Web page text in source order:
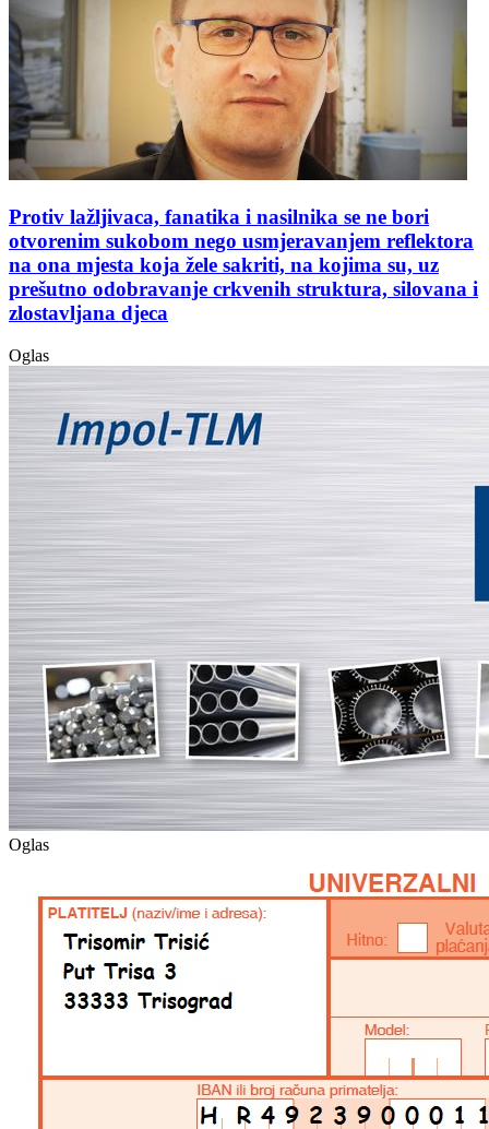
Protiv lažljivaca, fanatika i nasilnika se ne bori
otvorenim sukobom nego usmjeravanjem reflektora
na ona mjesta koja žele sakriti, na kojima su, uz
prešutno odobravanje crkvenih struktura, silovana i
zlostavljana djeca
Oglas
Oglas